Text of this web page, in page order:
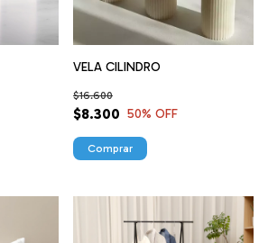
VELA CILINDRO
$8.300
$16.600
50% OFF